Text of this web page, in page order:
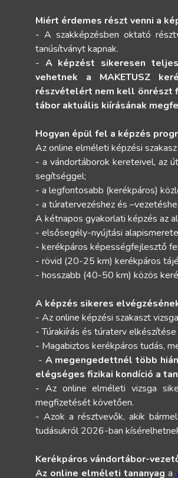
Miért érdemes részt venni a
- A szakképzésben oktató
tanúsítványt kapnak.
- A képzést sikeresen
vehetnek a MAKETUSZ
részvételért nem kell önrészt
tábor aktuális kiírásának
Hogyan épül fel a képzés
Az online elméleti képzési
- a vándortáborok kereteivel, az
segítséggel;
- a legfontosabb (kerékpáros)
- a túratervezéshez és
A kétnapos gyakorlati képzés az
- elsősegély-nyújtási
- kerékpáros képességfejlesztő
- rövid (20-25 km) kerékpáros
- hosszabb (40-50 km) közös
A képzés sikeres
- Az online képzési szakaszt
- Túrakiírás és túraterv
- Magabiztos kerékpáros tudás,
- A megengedettnél több
elégséges fizikai kondíció a
- Az online elméleti vizsga
megfizetését követően.
- Azok a résztvevők, akik
tudásukról 2026-ban
Kerékpáros vándortábor-
Az online elméleti tananyag a